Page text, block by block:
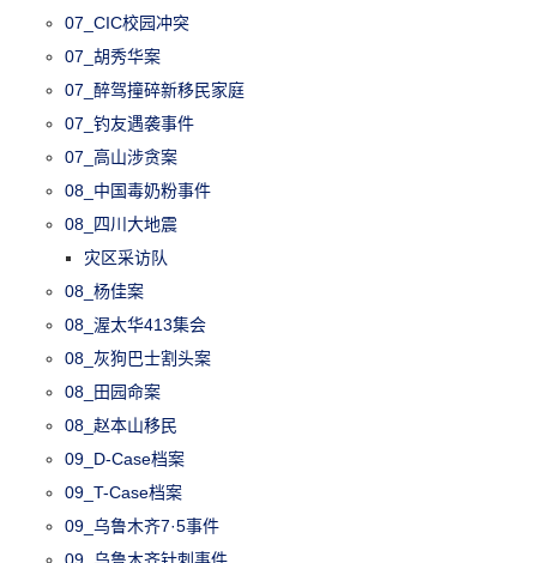
07_CIC校园冲突
07_胡秀华案
07_醉驾撞碎新移民家庭
07_钓友遇袭事件
07_高山涉贪案
08_中国毒奶粉事件
08_四川大地震
灾区采访队
08_杨佳案
08_渥太华413集会
08_灰狗巴士割头案
08_田园命案
08_赵本山移民
09_D-Case档案
09_T-Case档案
09_乌鲁木齐7·5事件